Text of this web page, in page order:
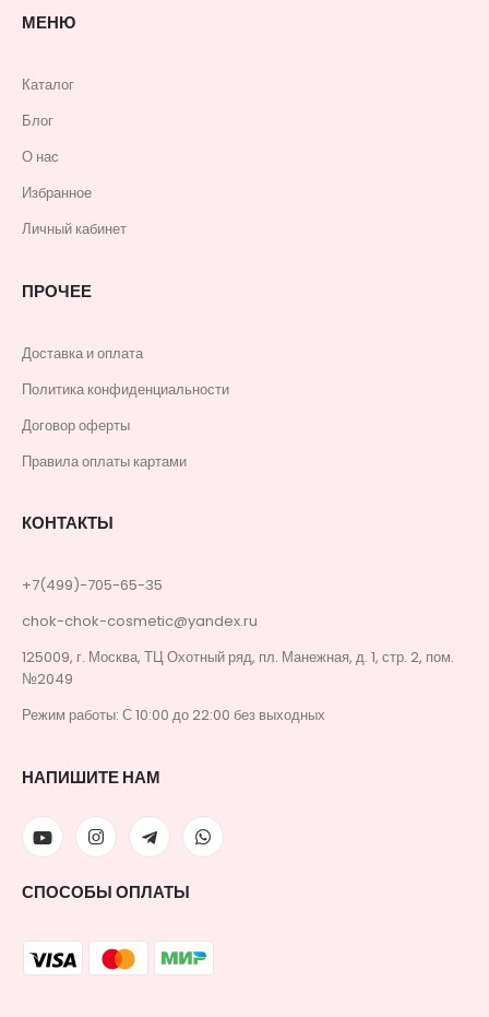
МЕНЮ
Каталог
Блог
О нас
Избранное
Личный кабинет
ПРОЧЕЕ
Доставка и оплата
Политика конфиденциальности
Договор оферты
Правила оплаты картами
КОНТАКТЫ
+7(499)-705-65-35
chok-chok-cosmetic@yandex.ru
125009, г. Москва, ТЦ Охотный ряд, пл. Манежная, д. 1, стр. 2, пом.
№2049
Режим работы: С 10:00 до 22:00 без выходных
НАПИШИТЕ НАМ
СПОСОБЫ ОПЛАТЫ